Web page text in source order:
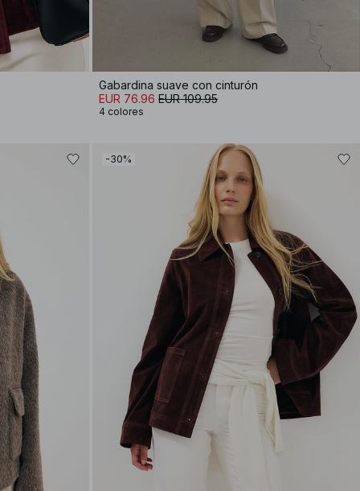
Gabardina suave con cinturón
EUR 76.96 EUR 109.95
4 colores
-30%